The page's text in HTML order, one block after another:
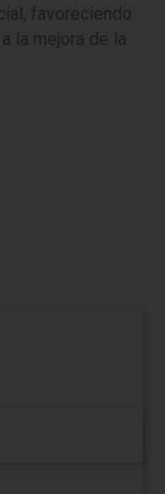
favoreciendo
la mejora de la